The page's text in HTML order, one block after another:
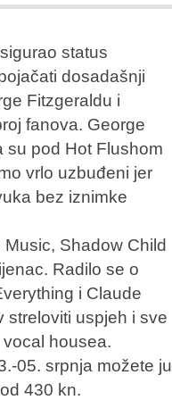
status
dosadašnji
Fitzgeraldu i
fanova. George
su pod Hot Flushom
vrlo uzbuđeni jer
bez iznimke
Shadow Child
Radilo se o
i Claude
streloviti uspjeh i sve
housea.
05. srpnja možete ju
430 kn.